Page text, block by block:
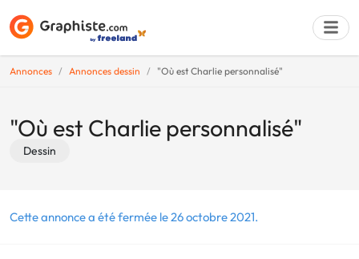
Annonces Annonces dessin "Où est Charlie personnalisé"
"Où est Charlie personnalisé"
Dessin
Cette annonce a été fermée le 26 octobre 2021.